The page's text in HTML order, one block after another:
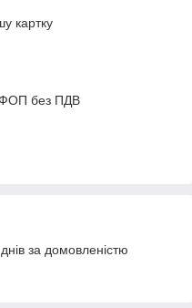
картку
ФОП без ПДВ
за домовленістю